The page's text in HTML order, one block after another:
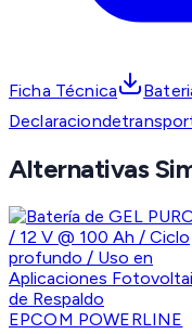
Ficha Técnica
Alternativas
EPCOM POWERLINE